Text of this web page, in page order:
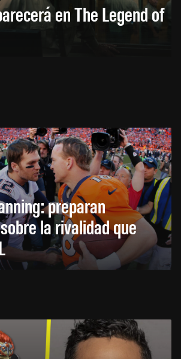
en The Legend of
preparan
la rivalidad que